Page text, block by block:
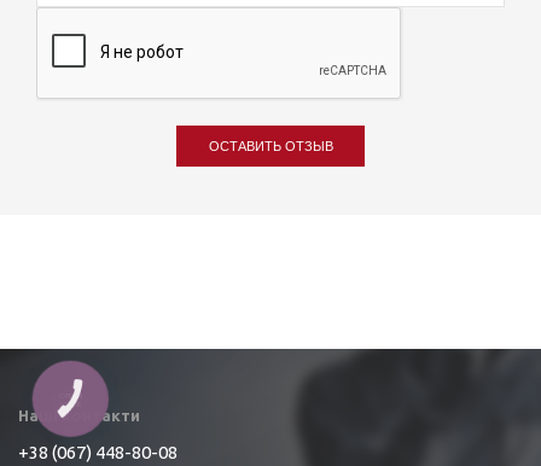
ОСТАВИТЬ ОТЗЫВ
Наші контакти
+38 (067) 448-80-08
КНОПКА
ЗВ'ЯЗКУ